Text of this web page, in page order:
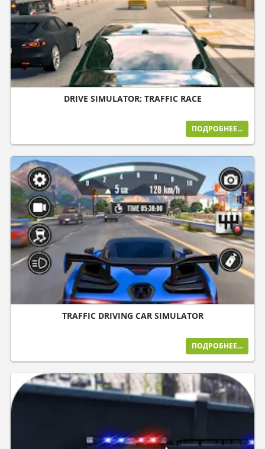
DRIVE SIMULATOR: TRAFFIC RACE
ПОДРОБНЕЕ...
TRAFFIC DRIVING CAR SIMULATOR
ПОДРОБНЕЕ...